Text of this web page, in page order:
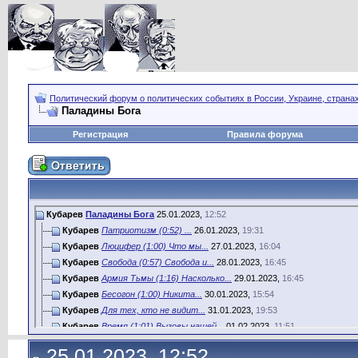
Политический форум о политических событиях в России, Украине,
Паладины Бога
Регистрация Правила форума
Кубарев Паладины Бога 25.01.2023, 12:52
Кубарев Патриотизм (0:52) ... 26.01.2023, 19:31
Кубарев Люцифер (1:00) Что мы... 27.01.2023, 16:04
Кубарев Свобода (0:57) Свобода и... 28.01.2023, 16:45
Кубарев Армия Тьмы (1:16) Насколько... 29.01.2023, 16:45
Кубарев Бесогон (1:00) Никита... 30.01.2023, 15:54
Кубарев Для тех, кто не видит... 31.01.2023, 19:53
Кубарев Время (1:01) Вызовы нашей... 01.02.2023, 11:51
Кубарев Дублер (0:56) Запасной игрок...02.02.2023,16:13